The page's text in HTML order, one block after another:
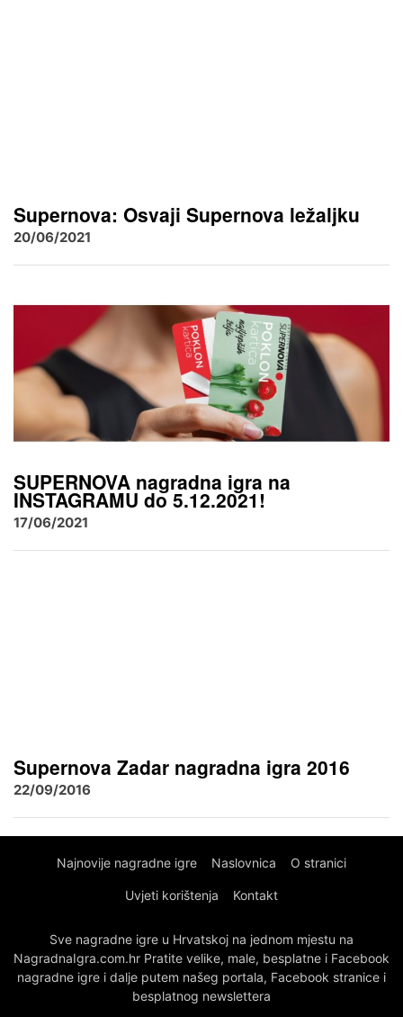
Supernova: Osvaji Supernova ležaljku
20/06/2021
SUPERNOVA nagradna igra na
INSTAGRAMU do 5.12.2021!
17/06/2021
Supernova Zadar nagradna igra 2016
22/09/2016
Najnovije nagradne igre Naslovnica O stranici
Uvjeti korištenja Kontakt
Sve nagradne igre u Hrvatskoj na jednom mjestu na
NagradnaIgra.com.hr Pratite velike, male, besplatne i Facebook
nagradne igre i dalje putem našeg portala, Facebook stranice i
besplatnog newslettera